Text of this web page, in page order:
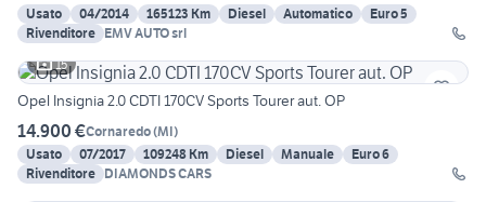
Usato
04/2014 165123 Km Diesel Automatico
Euro 5
Rivenditore EMV AUTO srl
15
Opel Insignia 2.0 CDTI 170CV Sports Tourer aut. OP
14.900 €Cornaredo(MI)
Usato
07/2017 109248 Km Diesel Manuale
Euro 6
Rivenditore DIAMONDS CARS